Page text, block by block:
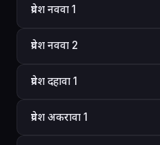
प्रवेश नववा 1
प्रवेश नववा 2
प्रवेश दहावा 1
प्रवेश अकरावा 1